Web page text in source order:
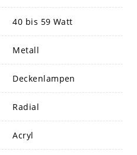
40 bis 59 Watt
Metall
Deckenlampen
Radial
Acryl